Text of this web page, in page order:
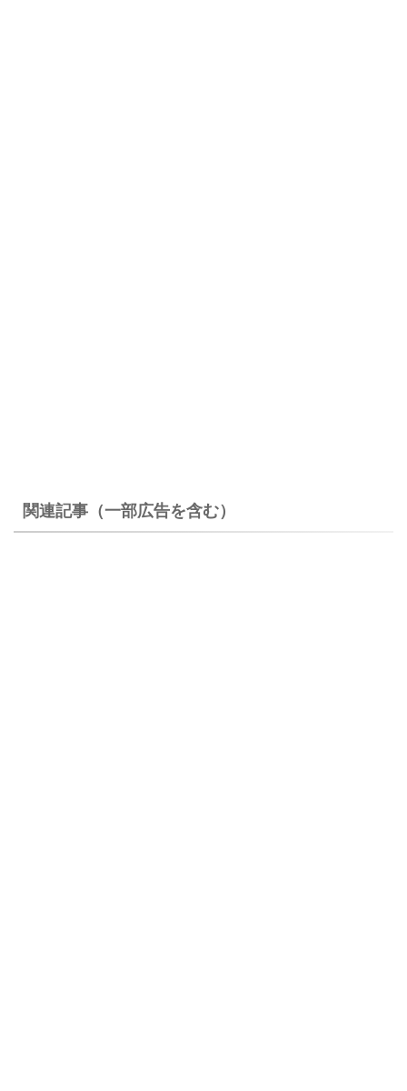
関連記事（一部広告を含む）